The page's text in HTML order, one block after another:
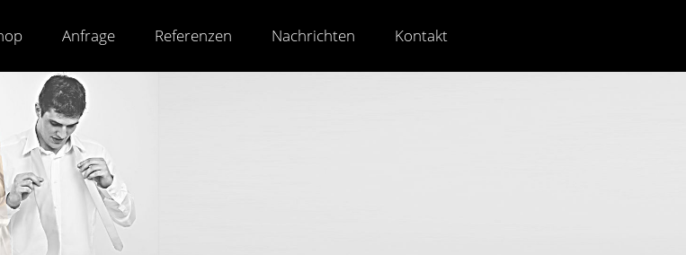
Anfrage Referenzen Nachrichten Kontakt